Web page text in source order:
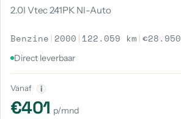
2.0I Vtec 241PK Nl-Auto
Benzine | 2000 | 122.059 km |€28.950
Direct leverbaar
Vanaf i
€401 p/mnd